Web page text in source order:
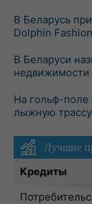
В Беларусь
Dolphin
В Беларуси
недвижимости
На гольф-
лыжную трассу
Лучшие
Кредиты